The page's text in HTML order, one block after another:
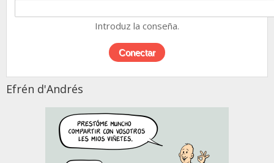
Introduz la conseña.
Efrén d'Andrés